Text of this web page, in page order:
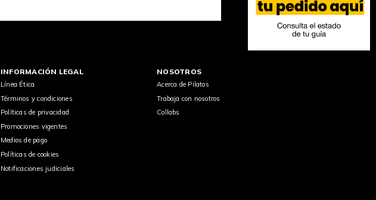
INFORMACIÓN LEGAL
Línea Ética
Términos y condiciones
Políticas de privacidad
Promociones vigentes
Medios de pago
Políticas de cookies
Notificaciones judiciales
NOSOTROS
Acerca de Pilatos
Trabaja con nosotros
Collabs